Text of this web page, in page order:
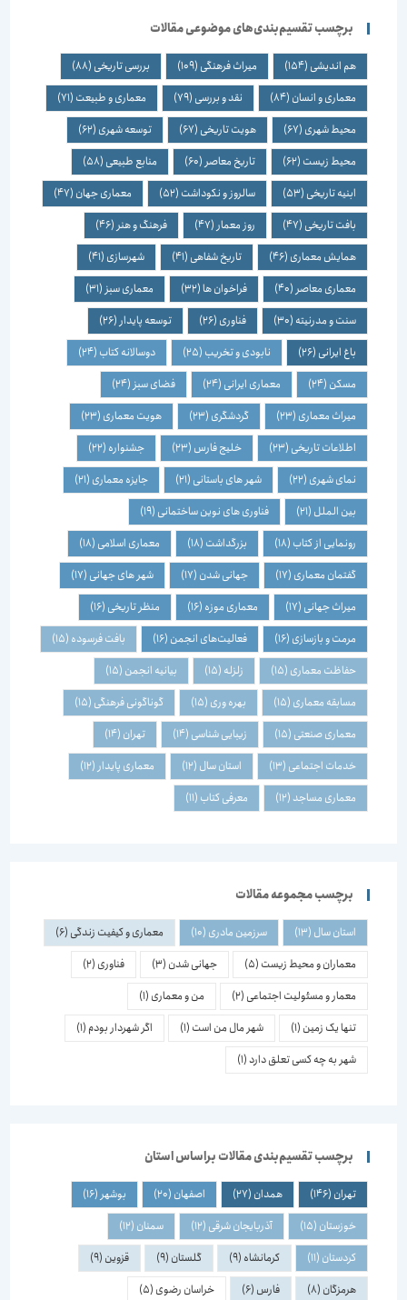
برچسب تقسیم‌بندی‌های موضوعی مقالات
هم اندیشی(154) میراث فرهنگی(109) بررسی تاریخی(88)
معماری و انسان(84) نقد و بررسی(79) معماری و طبیعت(71)
محیط شهری(67) هویت تاریخی(67) توسعه شهری(62)
محیط زیست(62) تاریخ معاصر(60) منابع طبیعی(58)
ابنیه تاریخی(53) سالروز و نکوداشت(52) معماری جهان(47)
بافت تاریخی(47) روز معمار(47) فرهنگ و هنر(46)
همایش معماری(46) تاریخ شفاهی(41) شهرسازی(41)
معماری معاصر(40) فراخوان ها(32) معماری سبز(31)
سنت و مدرنیته(30) فناوری(26) توسعه پایدار(26)
باغ ایرانی(26) نابودی و تخریب(25) دوسالانه کتاب(24)
مسکن(24) معماری ایرانی(24) فضای سبز(24)
میراث معماری(23) گردشگری(23) هویت معماری(23)
اطلاعات تاریخی(23) خلیج فارس(23) جشنواره(22)
نمای شهری(22) شهر های باستانی(21) جایزه معماری(21)
بین الملل(21) فناوری های نوین ساختمانی(19)
رونمایی از کتاب(18) بزرگداشت(18) معماری اسلامی(18)
گفتمان معماری(17) جهانی شدن(17) شهر های جهانی(17)
میراث جهانی(17) معماری موزه(16) منظر تاریخی(16)
مرمت و بازسازی(16) فعالیت‌های انجمن(16) بافت فرسوده(15)
حفاظت معماری(15) زلزله(15) بیانیه انجمن(15)
مسابقه معماری(15) بهره وری(15) گوناگونی فرهنگی(15)
معماری صنعتی(15) زیبایی شناسی(14) تهران(14)
خدمات اجتماعی(13) استان سال(12) معماری پایدار(12)
معماری مساجد(12) معرفی کتاب(11)
برچسب مجموعه مقالات
استان سال(13) سرزمین مادری(10) معماری و کیفیت زندگی(6)
معماران و محیط زیست(5) جهانی شدن(3) فناوری(2)
معمار و مسئولیت اجتماعی(2) من و معماری(1)
تنها یک زمین(1) شهر مال من است(1) اگر شهردار بودم(1)
شهر به چه کسی تعلق دارد(1)
برچسب تقسیم‌بندی مقالات براساس استان
تهران(146) همدان(27) اصفهان(20) بوشهر(16)
خوزستان(15) آذربایجان شرقی(12) سمنان(12)
کردستان(11) کرمانشاه(9) گلستان(9) قزوین(9)
هرمزگان(8) فارس(6) خراسان رضوی(5)